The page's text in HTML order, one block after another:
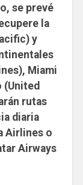
se prevé
la
y
Miami
(United
rutas
diaria
Airlines o
Airways